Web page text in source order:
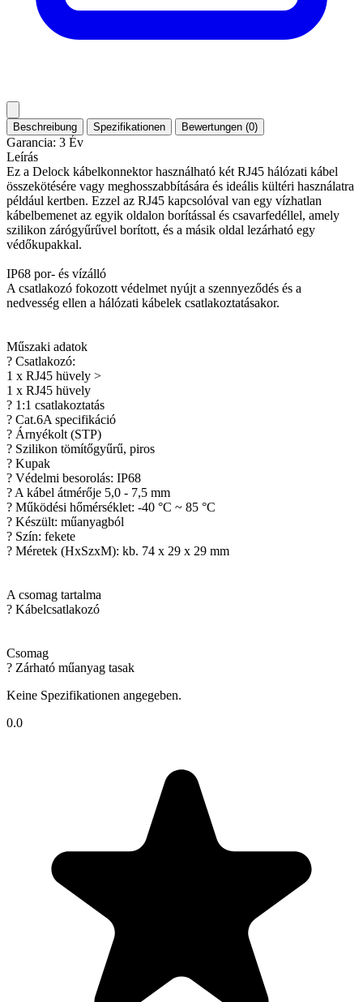
Beschreibung Spezifikationen Bewertungen (0)
Garancia: 3 Év
Leírás
Ez a Delock kábelkonnektor használható két RJ45 hálózati kábel
összekötésére vagy meghosszabbítására és ideális kültéri használatra
például kertben. Ezzel az RJ45 kapcsolóval van egy vízhatlan
kábelbemenet az egyik oldalon borítással és csavarfedéllel, amely
szilikon zárógyűrűvel borított, és a másik oldal lezárható egy
védőkupakkal.
IP68 por- és vízálló
A csatlakozó fokozott védelmet nyújt a szennyeződés és a
nedvesség ellen a hálózati kábelek csatlakoztatásakor.
Műszaki adatok
? Csatlakozó:
1 x RJ45 hüvely >
1 x RJ45 hüvely
? 1:1 csatlakoztatás
? Cat.6A specifikáció
? Árnyékolt (STP)
? Szilikon tömítőgyűrű, piros
? Kupak
? Védelmi besorolás: IP68
? A kábel átmérője 5,0 - 7,5 mm
? Működési hőmérséklet: -40 °C ~ 85 °C
? Készült: műanyagból
? Szín: fekete
? Méretek (HxSzxM): kb. 74 x 29 x 29 mm
A csomag tartalma
? Kábelcsatlakozó
Csomag
? Zárható műanyag tasak
Keine Spezifikationen angegeben.
0.0